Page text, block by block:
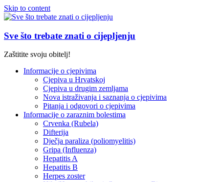
Skip to content
Sve što trebate znati o cijepljenju
Zaštitite svoju obitelj!
Informacije o cjepivima
Cjepiva u Hrvatskoj
Cjepiva u drugim zemljama
Nova istraživanja i saznanja o cjepivima
Pitanja i odgovori o cjepivima
Informacije o zaraznim bolestima
Crvenka (Rubela)
Difterija
Dječja paraliza (poliomyelitis)
Gripa (Influenza)
Hepatitis A
Hepatitis B
Herpes zoster